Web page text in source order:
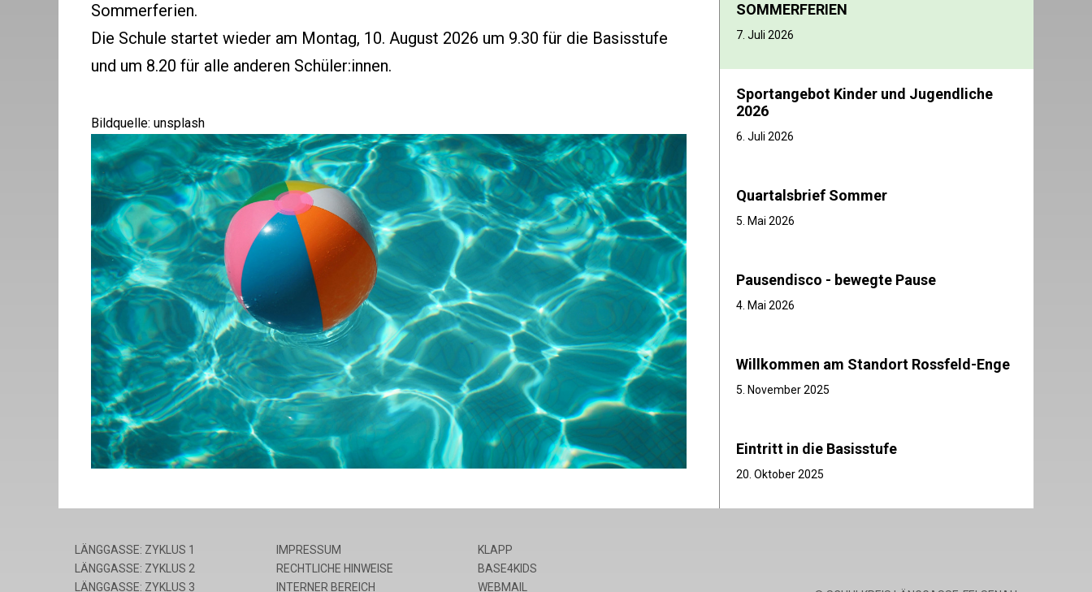
Sommerferien.
Die Schule startet wieder am Montag, 10. August 2026 um 9.30 für die Basisstufe
und um 8.20 für alle anderen Schüler:innen.
Bildquelle: unsplash
SOMMERFERIEN
7. Juli 2026
Sportangebot Kinder und Jugendliche
2026
6. Juli 2026
Quartalsbrief Sommer
5. Mai 2026
Pausendisco - bewegte Pause
4. Mai 2026
Willkommen am Standort Rossfeld-Enge
5. November 2025
Eintritt in die Basisstufe
20. Oktober 2025
LÄNGGASSE: ZYKLUS 1
LÄNGGASSE: ZYKLUS 2
LÄNGGASSE: ZYKLUS 3
IMPRESSUM
RECHTLICHE HINWEISE
INTERNER BEREICH
KLAPP
BASE4KIDS
WEBMAIL